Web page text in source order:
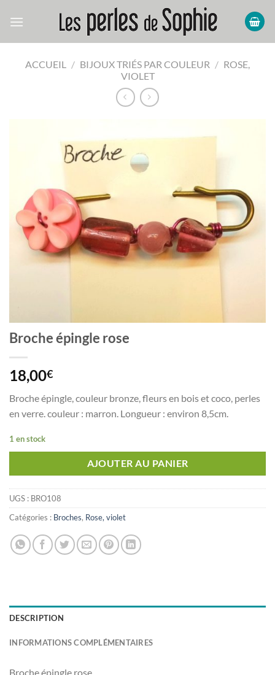
ACCUEIL / BIJOUX TRIÉS PAR COULEUR / ROSE,
VIOLET
Broche épingle rose
18,00€
Broche épingle, couleur bronze, fleurs en bois et coco, perles
en verre. couleur : marron. Longueur : environ 8,5cm.
1 en stock
AJOUTER AU PANIER
UGS : BRO108
Catégories : Broches, Rose, violet
DESCRIPTION
INFORMATIONS COMPLÉMENTAIRES
Broche épingle rose